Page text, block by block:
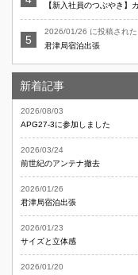
【新入社員のつぶやき】
2026/01/26 に投稿された
君津局宿泊出張
新着記事
2026/08/03
APG27-3に参加しました
2026/03/24
前世紀のアンテナ撤去
2026/01/26
君津局宿泊出張
2026/01/23
サイズと立体感
2026/01/20